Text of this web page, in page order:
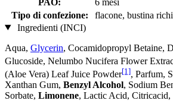
Tipo di confezione:
flacone, bustina
Ingredienti (INCI)
Aqua, Glycerin, Cocamidopropyl Betaine,
Glucoside, Nelumbo Nucifera Flower
(Aloe Vera) Leaf Juice Powder[1], Parfum,
Xanthan Gum, Benzyl Alcohol, Sodium
Sorbate, Limonene, Lactic Acid,